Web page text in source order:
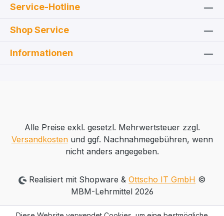
Service-Hotline
Shop Service
Informationen
Alle Preise exkl. gesetzl. Mehrwertsteuer zzgl.
Versandkostenund ggf. Nachnahmegebühren, wenn
nicht anders angegeben.
Realisiert mit Shopware &Ottscho IT GmbH ©
MBM-Lehrmittel 2026